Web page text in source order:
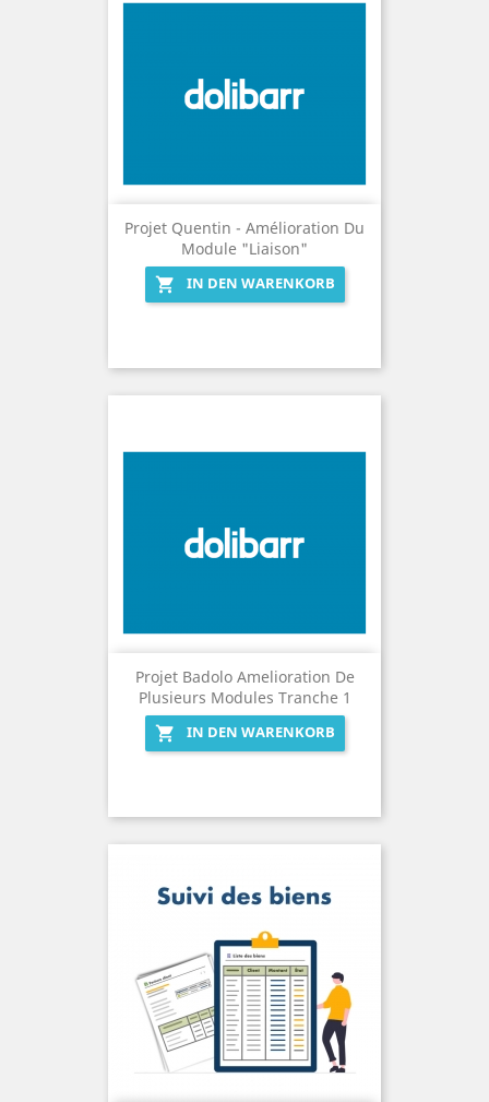
Projet Quentin - Amélioration Du
Module "Liaison"

IN DEN WARENKORB
Projet Badolo Amelioration De
Plusieurs Modules Tranche 1

IN DEN WARENKORB